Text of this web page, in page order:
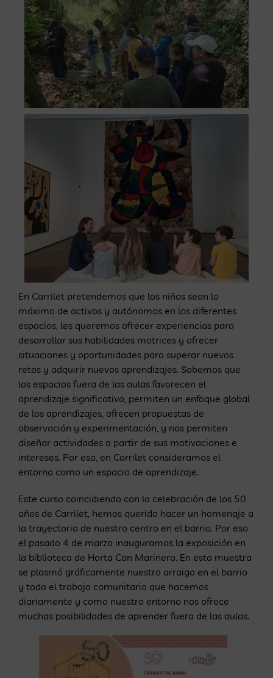
En Carrilet pretendemos que los niños sean lo
máximo de activos y autónomos en los diferentes
espacios, les queremos ofrecer experiencias para
desarrollar sus habilidades motrices y ofrecer
situaciones y oportunidades para superar nuevos
retos y adquirir nuevos aprendizajes. Sabemos que
los espacios fuera de las aulas favorecen el
aprendizaje significativo, permiten un enfoque global
de los aprendizajes, ofrecen propuestas de
observación y experimentación, y nos permiten
diseñar actividades a partir de sus motivaciones e
intereses. Por eso, en Carrilet consideramos el
entorno como un espacio de aprendizaje.
Este curso coincidiendo con la celebración de los 50
años de Carrilet, hemos querido hacer un homenaje a
la trayectoria de nuestro centro en el barrio. Por eso
el pasado 4 de marzo inauguramos la exposición en
la biblioteca de Horta Can Marinero. En esta muestra
se plasmó gráficamente nuestro arraigo en el barrio
y todo el trabajo comunitario que hacemos
diariamente y como nuestro entorno nos ofrece
muchas posibilidades de aprender fuera de las aulas.